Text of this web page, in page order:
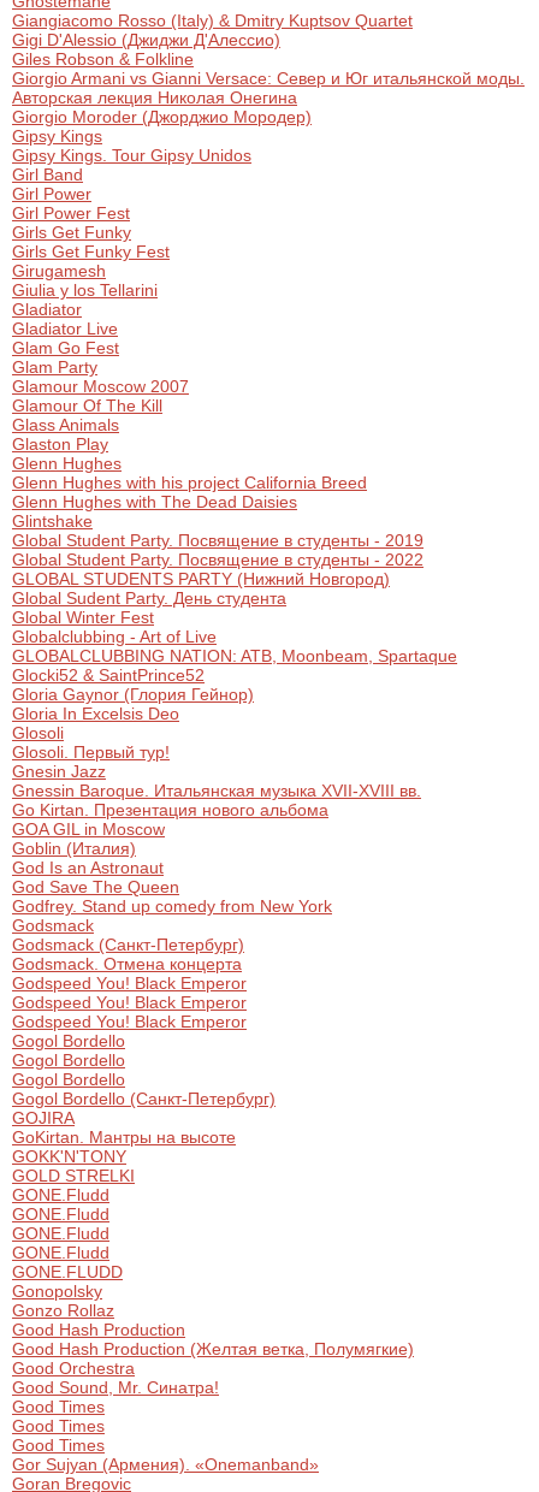
Giangiacomo Rosso (Italy) & Dmitry Kuptsov Quartet
Gigi D'Alessio (Джиджи Д'Алессио)
Giles Robson & Folkline
Giorgio Armani vs Gianni Versace: Север и Юг итальянской моды.
Авторская лекция Николая Онегина
Giorgio Moroder (Джорджио Мородер)
Gipsy Kings
Gipsy Kings. Tour Gipsy Unidos
Girl Band
Girl Power
Girl Power Fest
Girls Get Funky
Girls Get Funky Fest
Girugamesh
Giulia y los Tellarini
Gladiator
Gladiator Live
Glam Go Fest
Glam Party
Glamour Moscow 2007
Glamour Of The Kill
Glass Animals
Glaston Play
Glenn Hughes
Glenn Hughes with his project California Breed
Glenn Hughes with The Dead Daisies
Glintshake
Global Student Party. Посвящение в студенты - 2019
Global Student Party. Посвящение в студенты - 2022
GLOBAL STUDENTS PARTY (Нижний Новгород)
Global Sudent Party. День студента
Global Winter Fest
Globalclubbing - Art of Live
GLOBALCLUBBING NATION: ATB, Moonbeam, Spartaque
Glocki52 & SaintPrince52
Gloria Gaynor (Глория Гейнор)
Gloria In Excelsis Deo
Glosoli
Glosoli. Первый тур!
Gnesin Jazz
Gnessin Baroque. Итальянская музыка XVII-XVIII вв.
Go Kirtan. Презентация нового альбома
GOA GIL in Moscow
Goblin (Италия)
God Is an Astronaut
God Save The Queen
Godfrey. Stand up comedy from New York
Godsmack
Godsmack (Санкт-Петербург)
Godsmack. Отмена концерта
Godspeed You! Black Emperor
Godspeed You! Black Emperor
Godspeed You! Black Emperor
Gogol Bordello
Gogol Bordello
Gogol Bordello
Gogol Bordello (Санкт-Петербург)
GOJIRA
GoKirtan. Мантры на высоте
GOKK'N'TONY
GOLD STRELKI
GONE.Fludd
GONE.Fludd
GONE.Fludd
GONE.Fludd
GONE.FLUDD
Gonopolsky
Gonzo Rollaz
Good Hash Production
Good Hash Production (Желтая ветка, Полумягкие)
Good Orchestra
Good Sound, Mr. Синатра!
Good Times
Good Times
Good Times
Gor Sujyan (Армения). «Onemanband»
Goran Bregovic